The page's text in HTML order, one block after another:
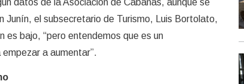
datos de la Asociación de Cabañas, aunque se
Junín, el subsecretario de Turismo, Luis Bortolato,
es bajo, “pero entendemos que es un
a aumentar”.